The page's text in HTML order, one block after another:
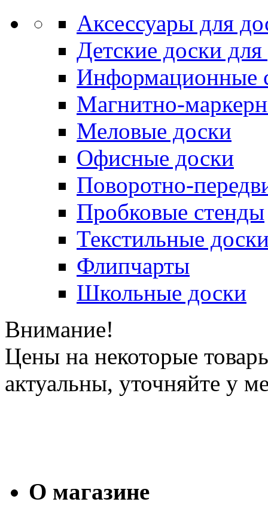
Аксессуары для
Детские доски
Информационные
Магнитно-
Меловые доски
Офисные доски
Поворотно-
Пробковые стенды
Текстильные
Флипчарты
Школьные доски
Внимание!
Цены на некоторые
актуальны, уточняйте у
О магазине